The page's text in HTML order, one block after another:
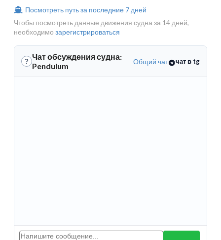
Посмотреть путь за последние 7 дней
Чтобы посмотреть данные движения судна за 14 дней,
необходимо зарегистрироваться
? Чат обсуждения судна:
Pendulum
Общий чат чат в tg